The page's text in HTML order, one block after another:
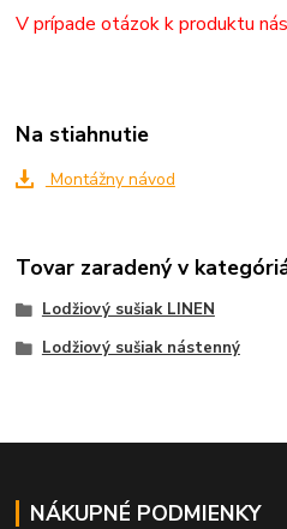
V prípade otázok k produktu
Na stiahnutie
Montážny návod
Tovar zaradený v
Lodžiový sušiak LINEN
Lodžiový sušiak nástenný
NÁKUPNÉ PODMIENKY